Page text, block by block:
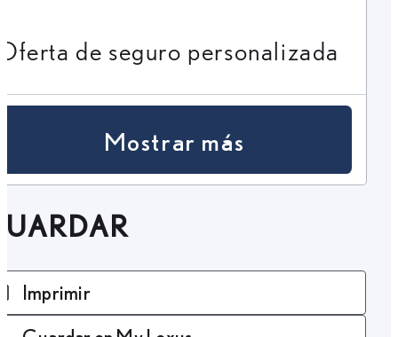
de seguro personalizada
Mostrar más
Imprimir